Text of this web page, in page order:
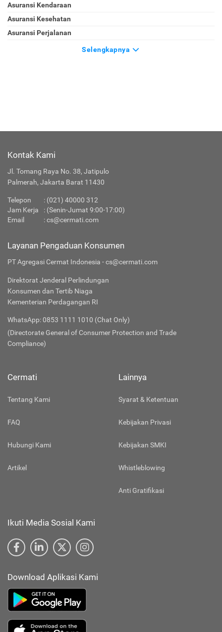
Asuransi Kendaraan
Asuransi Kesehatan
Asuransi Perjalanan
Selengkapnya
Kontak Kami
Jl. Tomang Raya No. 38, Jatipulo
Palmerah, Jakarta Barat 11430
Telepon : (021) 40000 312
Jam Kerja
: (Senin-Jumat 9:00-17:00)
Email
:cs@cermati.com
Layanan Pengaduan Konsumen
PT Agregasi Cermat Indonesia - cs@cermati.com
Direktorat Jenderal Perlindungan
Konsumen dan Tertib Niaga
Kementerian Perdagangan RI
WhatsApp: 0853 1111 1010 (Chat Only)
(Directorate General of Consumer Protection and Trade
Compliance)
Cermati
Tentang Kami
FAQ
Hubungi Kami
Artikel
Lainnya
Syarat & Ketentuan
Kebijakan Privasi
Kebijakan SMKI
Whistleblowing
Anti Gratifikasi
Ikuti Media Sosial Kami
Download Aplikasi Kami